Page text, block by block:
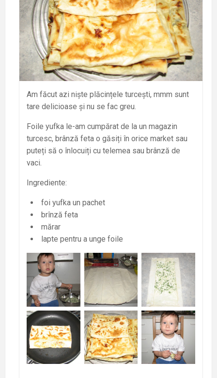
Am făcut azi niște plăcințele turcești, mmm sunt
tare delicioase și nu se fac greu.
Foile yufka le-am cumpărat de la un magazin
turcesc, brânză feta o găsiți în orice market sau
puteți să o înlocuiți cu telemea sau brânză de
vaci.
Ingrediente:
foi yufka un pachet
brînză feta
mărar
lapte pentru a unge foile